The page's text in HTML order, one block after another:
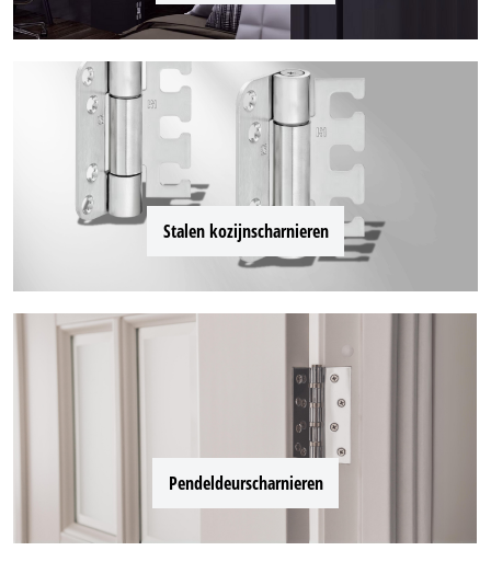
Stalen kozijnscharnieren
Pendeldeurscharnieren